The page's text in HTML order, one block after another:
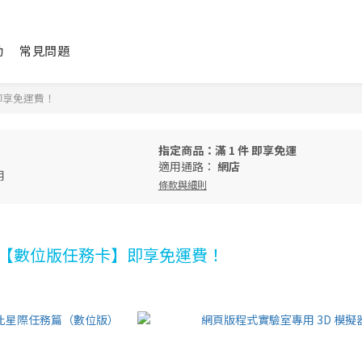
常見問題
免運費！
指定商品：滿 1 件 即享免運
適用通路： 網店
條款與細則
數位版任務卡】即享免運費！